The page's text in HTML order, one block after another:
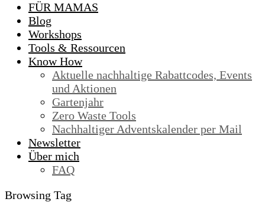
FÜR MAMAS
Blog
Workshops
Tools & Ressourcen
Know How
Aktuelle nachhaltige Rabattcodes, Events
und Aktionen
Gartenjahr
Zero Waste Tools
Nachhaltiger Adventskalender per Mail
Newsletter
Über mich
FAQ
Browsing Tag